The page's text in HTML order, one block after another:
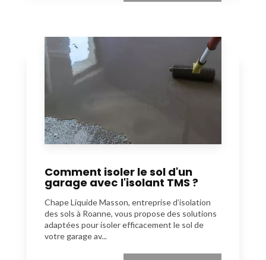
Comment isoler le sol d'un
garage avec l'isolant TMS ?
Chape Liquide Masson, entreprise d’isolation
des sols à Roanne, vous propose des solutions
adaptées pour isoler efficacement le sol de
votre garage av...